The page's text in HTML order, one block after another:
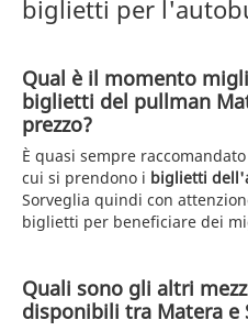
biglietti per
Qual è il momento
biglietti del pullman
prezzo?
È quasi sempre
cui si prendono i biglietti
Sorveglia quindi con
biglietti per beneficiare dei
Quali sono gli altri
disponibili tra Matera e